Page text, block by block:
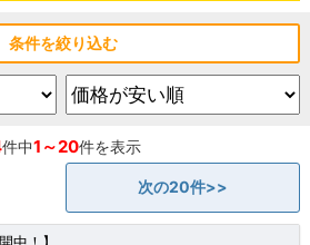
条件を絞り込む
件中1～20件を表示
次の20件>>